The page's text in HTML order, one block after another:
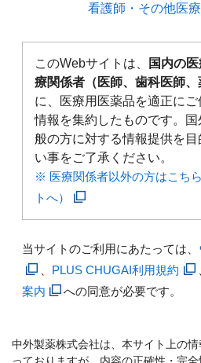
看護師・その他医
このWebサイトは、
国内の
療関係者（医師、歯科医師、
に、医療用医薬品を適正に
情報を集約したものです。
般の方に対する情報提供を
い事をご了承ください。
※ 医療関係者以外の方はこち
トへ）
当サイトのご利用にあたっては、
PLUS CHUGAI利用規約
案内
への同意が必要です。
中外製薬株式会社は、本サイト上の
っておりますが、内容の正確性・完